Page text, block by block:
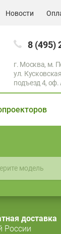
Новости
8 (495)
г. Москва, м.
ул.
подъезд 4, оф.
модель
доставка
России